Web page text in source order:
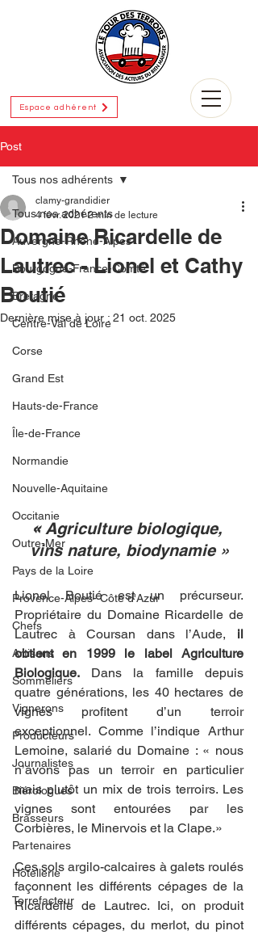
Espace adhérent
Post
Tous nos adhérents
Auvergne-Rhône-Alpes
Bourgogne-France-Comté
Bretagne
Centre-Val de Loire
Corse
Grand Est
Hauts-de-France
Île-de-France
Normandie
Nouvelle-Aquitaine
Occitanie
Outre-Mer
Pays de la Loire
Provence-Alpes- Côte d'Azur
Chefs
Artisans
Sommeliers
Vignerons
Producteurs
Journalistes
Biérologues
Brasseurs
Partenaires
Hôtellerie
Torrefacteur
Tous nos adhérents
Domaine Ricardelle de
Lautrec - Lionel et Cathy
Boutié
clamy-grandidier
4 févr. 2021 2 min de lecture
Dernière mise à jour : 21 oct. 2025
« Agriculture biologique,
vins nature, biodynamie »
Lionel Boutié est un précurseur.
Propriétaire du Domaine Ricardelle de
Lautrec à Coursan dans l’Aude, il
obtient en 1999 le label Agriculture
Biologique. Dans la famille depuis
quatre générations, les 40 hectares de
vignes profitent d’un terroir
exceptionnel. Comme l’indique Arthur
Lemoine, salarié du Domaine : « nous
n’avons pas un terroir en particulier
mais plutôt un mix de trois terroirs. Les
vignes sont entourées par les
Corbières, le Minervois et la Clape.»
Ces sols argilo-calcaires à galets roulés
façonnent les différents cépages de la
Ricardelle de Lautrec. Ici, on produit
différents cépages, du merlot, du pinot